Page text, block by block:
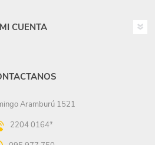
MI CUENTA
Aramburú 1521
2204 0164*